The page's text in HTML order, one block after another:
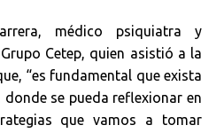
médico psiquiatra y
Cetep, quien asistió a la
“es fundamental que exista
se pueda reflexionar en
que vamos a tomar